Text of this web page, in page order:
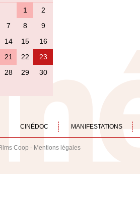
1
2
7 8
9
14 15
16
21 22
23
28 29
30
CINÉDOC MANIFESTATIONS
Coop - Mentions légales